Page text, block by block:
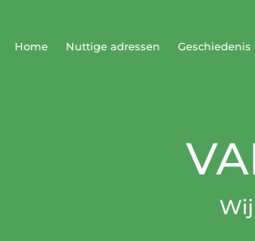
Home Nuttige adressen Geschiedenis